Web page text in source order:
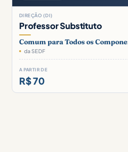
DIREÇÃO (DI)
Professor Substituto
Comum para Todos os
da SEDF
A PARTIR DE
R$ 70